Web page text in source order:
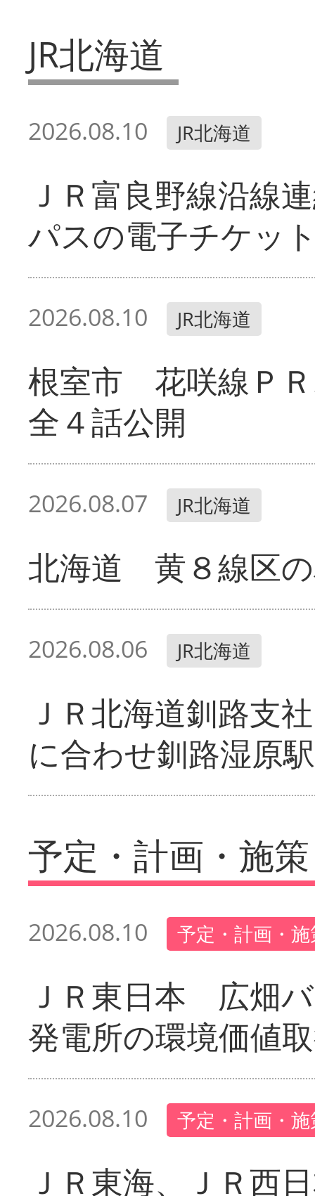
JR北海道
2026.08.10 JR北海道
ＪＲ富良野線沿線
パスの電子チケッ
2026.08.10 JR北海道
根室市 花咲線Ｐ
全４話公開
2026.08.07 JR北海道
北海道 黄８線区
2026.08.06 JR北海道
ＪＲ北海道釧路支
に合わせ釧路湿原
予定・計画・施策
2026.08.10 予定・計画・
ＪＲ東日本 広畑
発電所の環境価値
2026.08.10 予定・計画・
ＪＲ東海、ＪＲ西